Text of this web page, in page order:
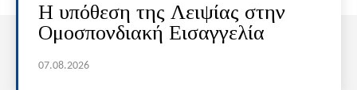
Η υπόθεση της Λειψίας στην
Ομοσπονδιακή Εισαγγελία
07.08.2026